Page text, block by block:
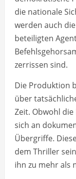
die nationale
werden auch
beteiligten
zerrissen sind.
Die Produktion
über
Zeit. Obwohl
sich an
Übergriffe.
dem Thriller
ihn zu mehr als